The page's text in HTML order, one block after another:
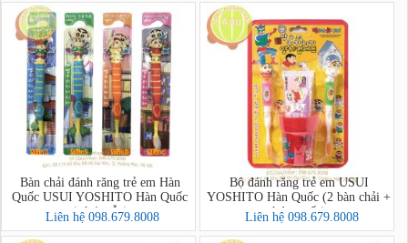
Bàn chải đánh răng trẻ em Hàn
Quốc USUI YOSHITO Hàn Quốc
(có 4 mẫu)
Liên hệ 098.679.8008
Bộ đánh răng trẻ em USUI
YOSHITO Hàn Quốc (2 bàn chải +
kdr + cốc)
Liên hệ 098.679.8008